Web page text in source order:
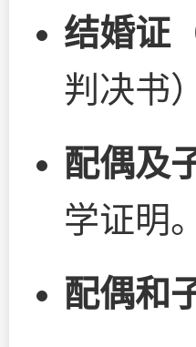
结婚证
判决书
配偶及
学证明。
配偶和